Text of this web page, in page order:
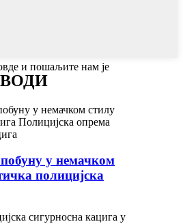
и пошаљите нам је
у немачком
полицијска